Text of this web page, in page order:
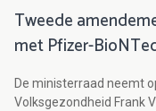
Tweede
met Pfizer-
De ministerraad neemt
Volksgezondheid Frank